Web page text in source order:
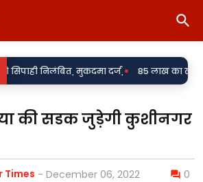
मुकदमा दर्ज, • 85 लाख का खेल या
की सडक जुड़ेगी कुशीनगर
Times - December 06, 2022 0